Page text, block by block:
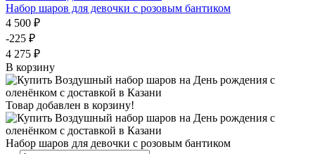
Набор шаров для девочки с розовым бантиком
4 500 ₽
-225 ₽
4 275 ₽
В корзину
Товар добавлен в корзину!
Набор шаров для девочки с розовым бантиком